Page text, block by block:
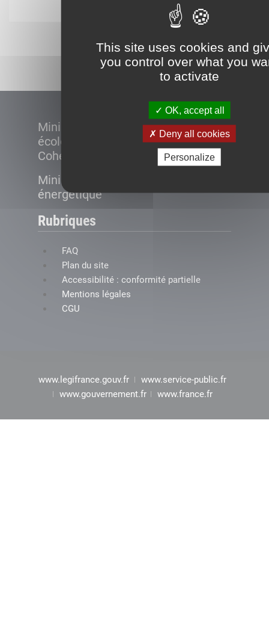
This site uses cookies and
you control over what you
to activate
OK, accept all
Deny all cookies
Personalize
Ministère de la Transition
écologique et de la
Cohésion des territoires
Ministère de la Transition
énergétique
Rubriques
FAQ
Plan du site
Accessibilité : conformité partielle
Mentions légales
CGU
www.legifrance.gouv.fr
www.service-public.fr
www.gouvernement.fr
www.france.fr